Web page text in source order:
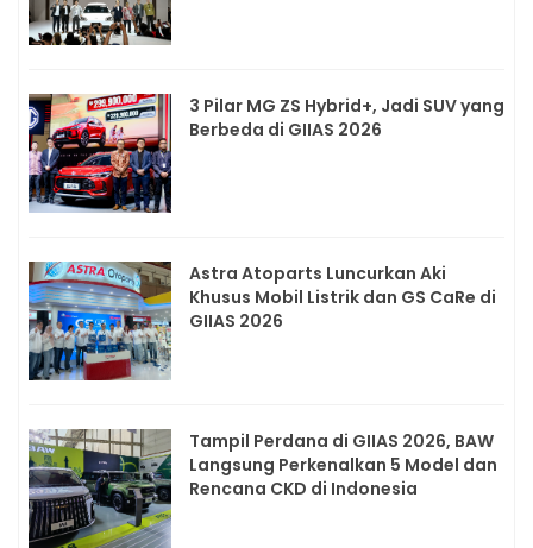
3 Pilar MG ZS Hybrid+, Jadi SUV yang
Berbeda di GIIAS 2026
Astra Atoparts Luncurkan Aki
Khusus Mobil Listrik dan GS CaRe di
GIIAS 2026
Tampil Perdana di GIIAS 2026, BAW
Langsung Perkenalkan 5 Model dan
Rencana CKD di Indonesia